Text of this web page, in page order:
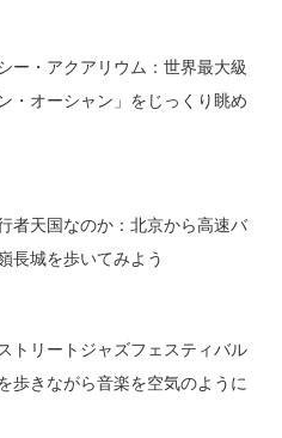
ー・アクアリウム：世界最大級
・オーシャン」をじっくり眺め
者天国なのか：北京から高速バ
長城を歩いてみよう
トリートジャズフェスティバル
歩きながら音楽を空気のように